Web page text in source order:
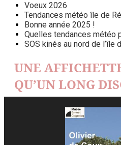
Voeux 2026
Tendances météo île de
Bonne année 2025 !
Quelles tendances météo
SOS kinés au nord de l’île
UNE
QU’UN LONG